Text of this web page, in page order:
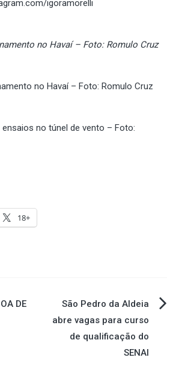
igoramorelli
no Havaí – Foto: Romulo Cruz
no Havaí – Foto: Romulo Cruz
no túnel de vento – Foto:
18+
DE
São Pedro da Aldeia
abre vagas para curso
de qualificação do
SENAI